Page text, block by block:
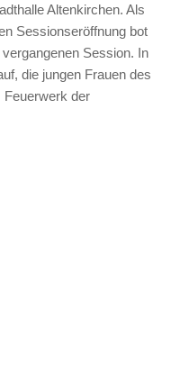
Altenkirchen. Als
Sessionseröffnung bot
Session. In
die jungen Frauen des
Feuerwerk der